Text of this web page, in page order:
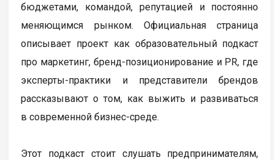
бюджетами, командой, репутацией и постоянно
меняющимся рынком. Официальная страница
описывает проект как образовательный подкаст
про маркетинг, бренд-позиционирование и PR, где
эксперты-практики и представители брендов
рассказывают о том, как выжить и развиваться
в современной бизнес-среде.
Этот подкаст стоит слушать предпринимателям,